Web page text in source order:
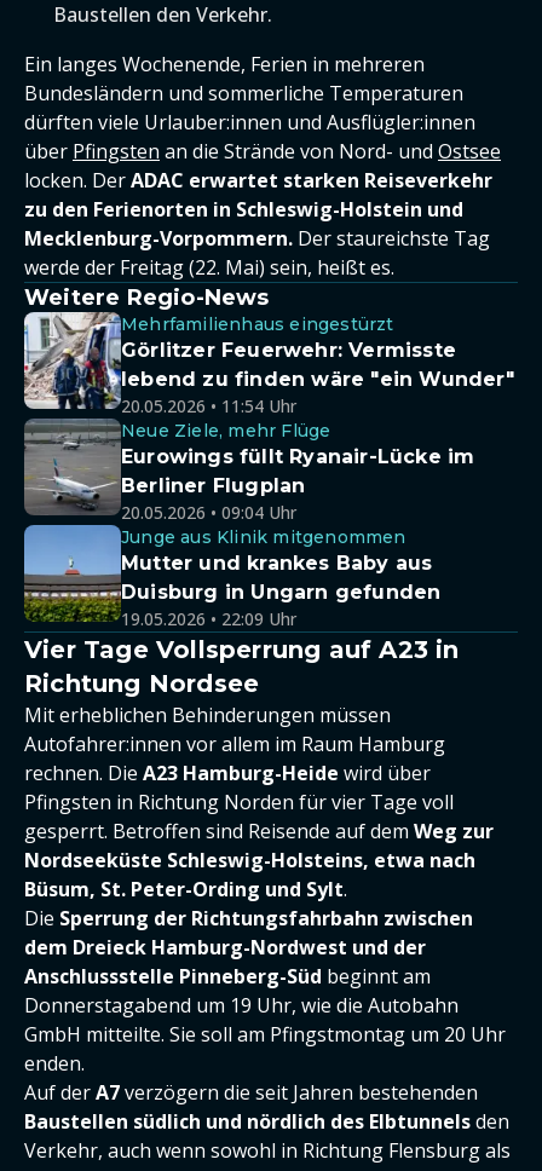
Baustellen den Verkehr.
Ein langes Wochenende, Ferien in mehreren
Bundesländern und sommerliche Temperaturen
dürften viele Urlauber:innen und Ausflügler:innen
über Pfingsten an die Strände von Nord- und Ostsee
locken. DerADAC erwartet starken Reiseverkehr
zu den Ferienorten in Schleswig-Holstein und
Mecklenburg-Vorpommern. Der staureichste Tag
werde der Freitag (22. Mai) sein, heißt es.
Weitere Regio-News
Mehrfamilienhaus eingestürzt
Görlitzer Feuerwehr: Vermisste
lebend zu finden wäre "ein Wunder"
20.05.2026 • 11:54 Uhr
Neue Ziele, mehr Flüge
Eurowings füllt Ryanair-Lücke im
Berliner Flugplan
20.05.2026 • 09:04 Uhr
Junge aus Klinik mitgenommen
Mutter und krankes Baby aus
Duisburg in Ungarn gefunden
19.05.2026 • 22:09 Uhr
Vier Tage Vollsperrung auf A23 in
Richtung Nordsee
Mit erheblichen Behinderungen müssen
Autofahrer:innen vor allem im Raum Hamburg
rechnen. Die A23 Hamburg-Heide wird über
Pfingsten in Richtung Norden für vier Tage voll
gesperrt. Betroffen sind Reisende auf dem Weg zur
Nordseeküste Schleswig-Holsteins, etwa nach
Büsum, St. Peter-Ording und Sylt.
Die Sperrung der Richtungsfahrbahn zwischen
dem Dreieck Hamburg-Nordwest und der
Anschlussstelle Pinneberg-Süd beginnt am
Donnerstagabend um 19 Uhr, wie die Autobahn
GmbH mitteilte. Sie soll am Pfingstmontag um 20 Uhr
enden.
Auf derA7verzögern die seit Jahren bestehenden
Baustellen südlich und nördlich des Elbtunnelsden
Verkehr, auch wenn sowohl in Richtung Flensburg als